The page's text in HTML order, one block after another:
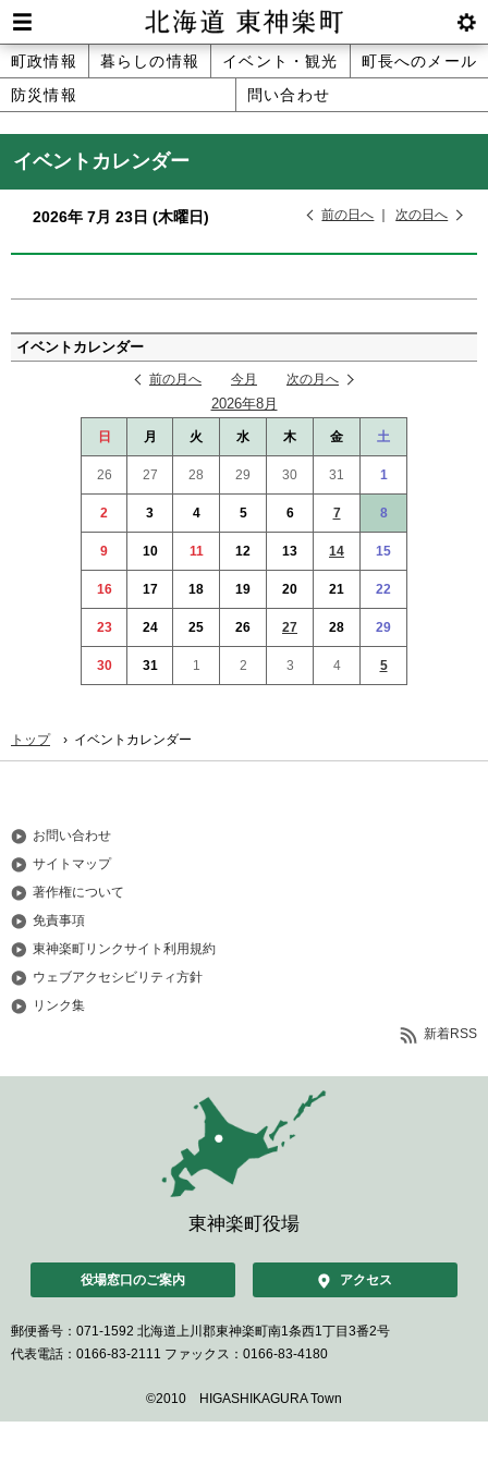
本
文
へ
メ
Men
u
btnS
ettin
北海道 東神楽町 Hokkaido
メ
ニ
ュ
町政情報 暮らしの情報 イベント・観光
町長へのメール
防災情報
問い合わせ
イベントカレンダー
2026年 7月 23日 (木曜日) 前の日へ 次の日へ
ー
ジ
イベントカレンダー
前の月へ 今月 次の月へ
2026年8月
日 月 火 水 木 金 土
26 27 28 29 30 31 1
2 3 4 5 6 7 8
9 10 11 12 13 14 15
16 17 18 19 20 21 22
23 24 25 26 27 28 29
30 31 1 2 3 4 5
トップ › イベントカレンダー
お問い合わせ
サイトマップ
著作権について
免責事項
東神楽町リンクサイト利用規約
ウェブアクセシビリティ方針
リンク集
新着RSS
東神楽町役場
役場窓口のご案内 アクセス
郵便番号：071-1592 北海道上川郡東神楽町南1条西1丁目3番2号
代表電話：0166-83-2111 ファックス：0166-83-4180
©2010 HIGASHIKAGURA Town